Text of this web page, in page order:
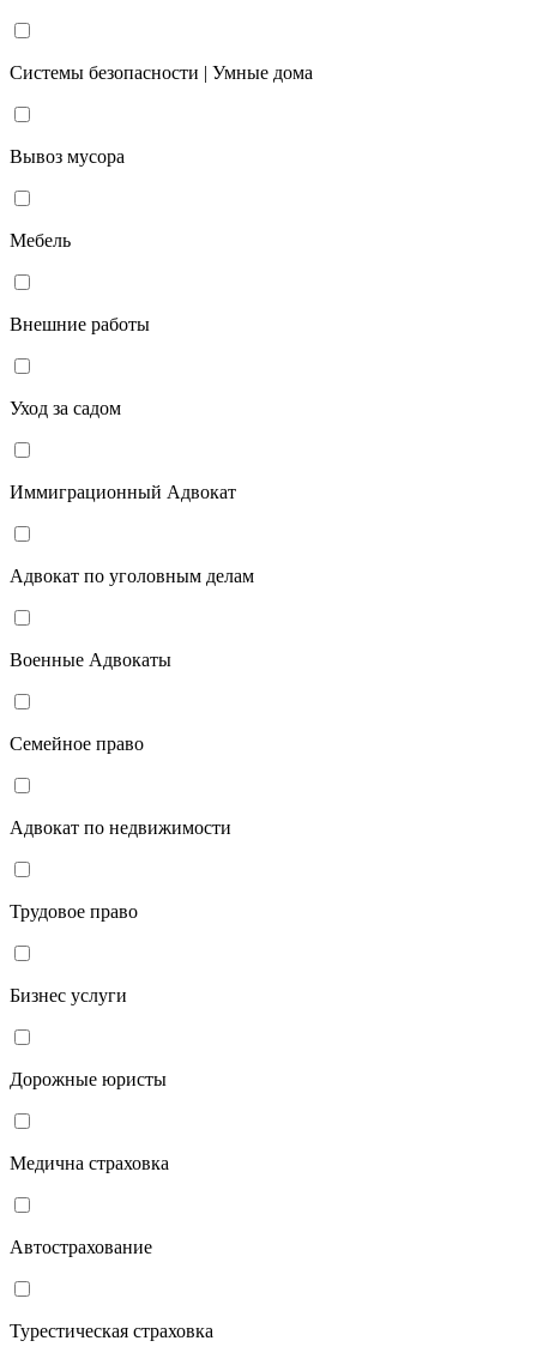
Системы безопасности | Умные дома
Вывоз мусора
Мебель
Внешние работы
Уход за садом
Иммиграционный Адвокат
Адвокат по уголовным делам
Военные Адвокаты
Семейное право
Адвокат по недвижимости
Трудовое право
Бизнес услуги
Дорожные юристы
Медична страховка
Автострахование
Турестическая страховка